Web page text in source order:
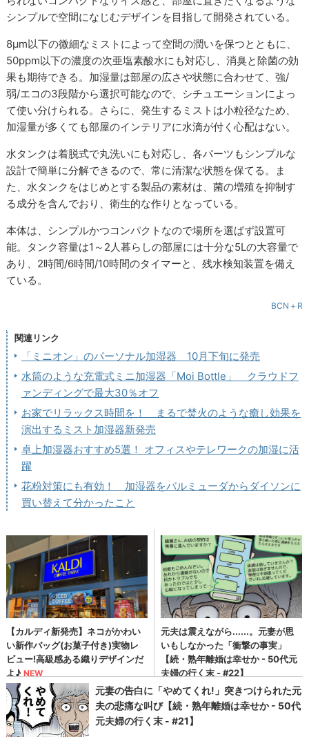
シンプルで空間になじむデザインを目指して開発されている。
8μm以下の微細なミストによって空間の潤いを保つとともに、
50ppm以下の濃度の次亜塩素酸水にも対応し、消臭と除菌の効
果も期待できる。加湿量は部屋の広さや状態に合わせて、強/
弱/エコの3段階から選択可能なので、シチュエーションによっ
て使い分けられる。さらに、発生するミストは小粒径なため、
加湿量が多くても部屋のインテリアに水滴が付く心配はない。
水タンクは着脱式で丸洗いにも対応し、各パーツもシンプルな
設計で簡単に分解できるので、常に清潔な状態を保てる。ま
た、水タンクをはじめとする製品の素材は、菌の増殖を抑制す
る成分を含んでおり、衛生的な作りとなっている。
本体は、シンプルかつコンパクトなので場所を選ばず設置可
能。タンク容量は1～2人暮らしの部屋には十分な5Lの大容量で
あり、2時間/6時間/10時間のタイマーと、残水検知装置を備え
ている。
BCN＋R
関連リンク
「ミニオン」のパーソナル加湿器 10月下旬に発売
水筒のような充電式ミニ加湿器「Moi Bottle」 クラウドフ
ァンディングで最大30％オフ
お家でリラックス時間を！ まるで焚火のような癒し効果を
演出するミスト加湿器新発売
卓上加湿器おすすめ5選！ オフィスやテレワークの加湿に活
躍
花粉対策にも有効！ 加湿器をバルミューダからダイソンに
買い替えて分かったこと